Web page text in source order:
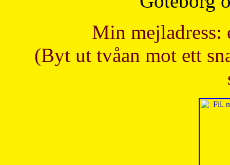
Min mejladress:
(Byt ut tvåan mot ett